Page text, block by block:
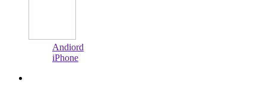
Andiord
iPhone